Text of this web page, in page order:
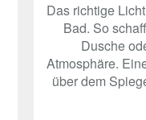
Das richtige
Bad. So
Dusche
Atmosphäre.
über dem